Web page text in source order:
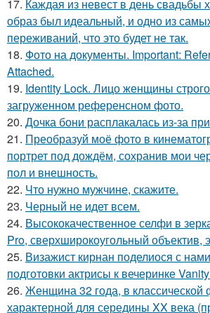
17. Каждая из невест в день свадьбы
образ был идеальный, и одно из
переживаний, что это будет не так.
18. Фото на документы. Important:
Attached.
19. Identity Lock. Лицо женщины
загруженном референсном фото.
20. Дочка бони расплакалась из-за
21. Преобразуй моё фото в
портрет под дождём, сохранив мои
пол и внешность.
22. Что нужно мужчине, скажите.
23. Черный не идет всем.
24. Высококачественное селфи в
Pro, сверхширокоугольный объектив,
25. Визажист кирнан поделиося с
подготовки актрисы к вечеринке
26. Женщина 32 года, в
характерной для середины XX века